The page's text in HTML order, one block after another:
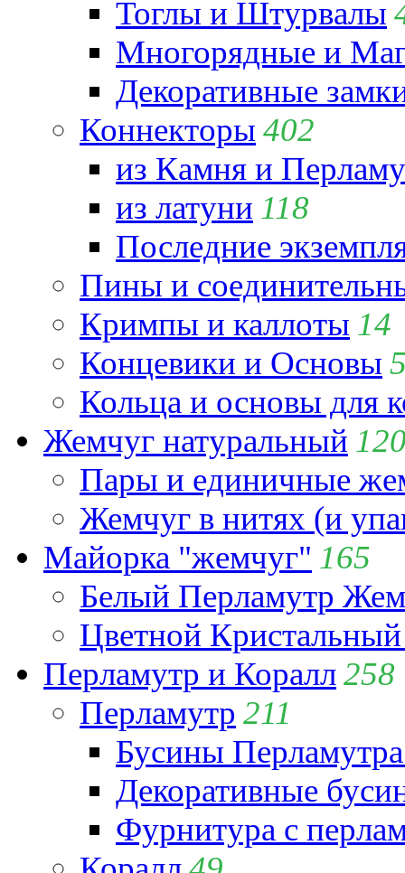
Тоглы и Штурвалы
Многорядные и
Декоративные
Коннекторы 402
из Камня и
из латуни 118
Последние
Пины и
Кримпы и каллоты 14
Концевики и Основы
Кольца и основы для
Жемчуг натуральный
Пары и единичные
Жемчуг в нитях (и
Майорка "жемчуг" 165
Белый Перламутр
Цветной
Перламутр и Коралл258
Перламутр 211
Бусины
Декоративные
Фурнитура с